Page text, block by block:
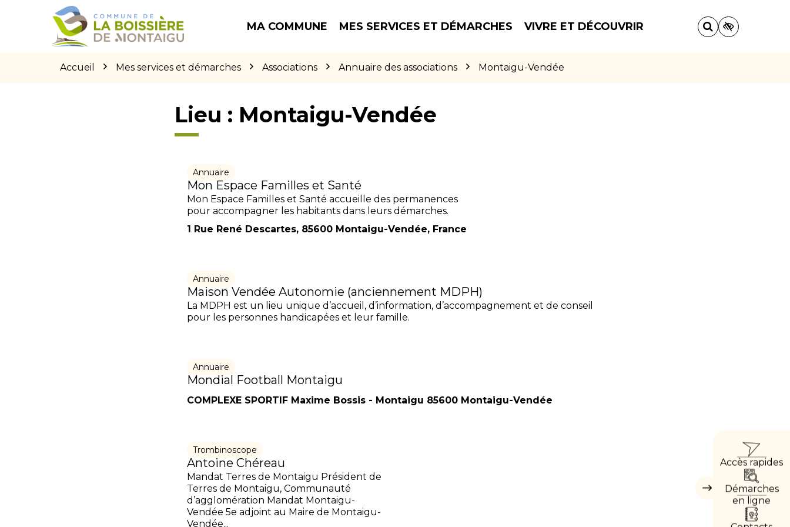
Gestion des traceurs
MA COMMUNE MES SERVICES ET DÉMARCHES VIVRE ET DÉCOUVRIR
Accueil Mes services et démarches Associations Annuaire des associations Montaigu-Vendée
Masquer
Accès rapides
Démarches
en ligne
Lieu : Montaigu-Vendée
Annuaire
Mon Espace Familles et Santé
Mon Espace Familles et Santé accueille des permanences
pour accompagner les habitants dans leurs démarches.
1 Rue René Descartes, 85600 Montaigu-Vendée, France
Annuaire
Maison Vendée Autonomie (anciennement MDPH)
La MDPH est un lieu unique d’accueil, d’information, d’accompagnement et de conseil
pour les personnes handicapées et leur famille.
Annuaire
Mondial Football Montaigu
COMPLEXE SPORTIF Maxime Bossis - Montaigu 85600 Montaigu-Vendée
Trombinoscope
Antoine Chéreau
Mandat Terres de Montaigu Président de
Terres de Montaigu, Communauté
d’agglomération Mandat Montaigu-
Vendée 5e adjoint au Maire de Montaigu-
Vendée...